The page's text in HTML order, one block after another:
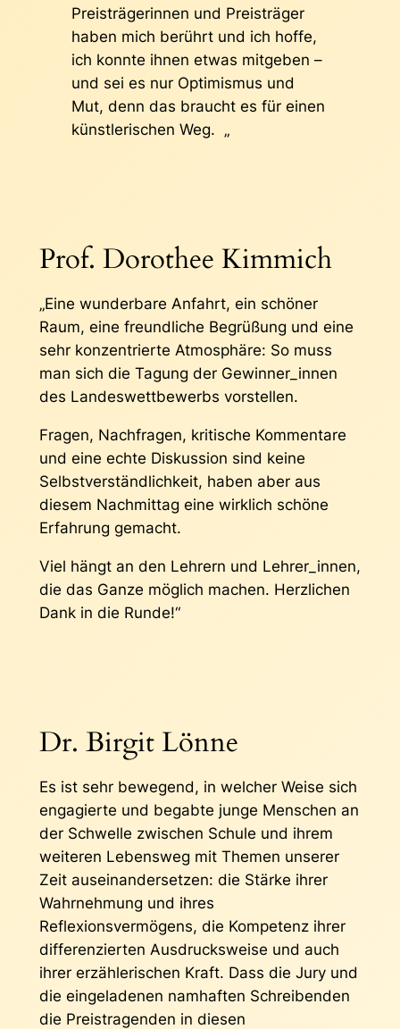
Preisträgerinnen und Preisträger
haben mich berührt und ich hoffe,
ich konnte ihnen etwas mitgeben –
und sei es nur Optimismus und
Mut, denn das braucht es für einen
künstlerischen Weg. „
Prof. Dorothee Kimmich
„Eine wunderbare Anfahrt, ein schöner
Raum, eine freundliche Begrüßung und eine
sehr konzentrierte Atmosphäre: So muss
man sich die Tagung der Gewinner_innen
des Landeswettbewerbs vorstellen.
Fragen, Nachfragen, kritische Kommentare
und eine echte Diskussion sind keine
Selbstverständlichkeit, haben aber aus
diesem Nachmittag eine wirklich schöne
Erfahrung gemacht.
Viel hängt an den Lehrern und Lehrer_innen,
die das Ganze möglich machen. Herzlichen
Dank in die Runde!“
Dr. Birgit Lönne
Es ist sehr bewegend, in welcher Weise sich
engagierte und begabte junge Menschen an
der Schwelle zwischen Schule und ihrem
weiteren Lebensweg mit Themen unserer
Zeit auseinandersetzen: die Stärke ihrer
Wahrnehmung und ihres
Reflexionsvermögens, die Kompetenz ihrer
differenzierten Ausdrucksweise und auch
ihrer erzählerischen Kraft. Dass die Jury und
die eingeladenen namhaften Schreibenden
die Preistragenden in diesen